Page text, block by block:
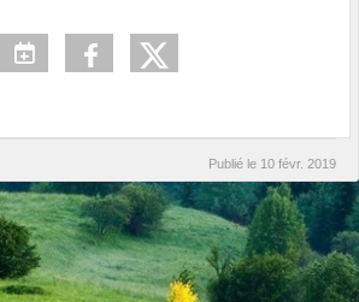
Publié le 10 févr. 2019